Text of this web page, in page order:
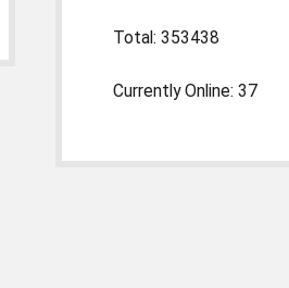
Total: 353438
Currently Online: 37